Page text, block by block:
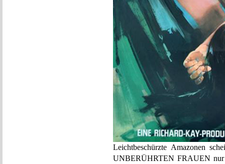
Leichtbeschürzte Amazonen
UNBERÜHRTEN FRAUEN nur